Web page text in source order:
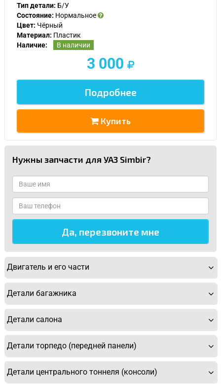
Тип детали: Б/У
Состояние: Нормальное
Цвет: Чёрный
Материал: Пластик
Наличие:
В наличии
3 000
Подробнее
Купить
Нужны запчасти для УАЗ Simbir?
Двигатель и его части
Детали багажника
Детали салона
Детали торпедо (передней панели)
Детали центрального тоннеля (консоли)